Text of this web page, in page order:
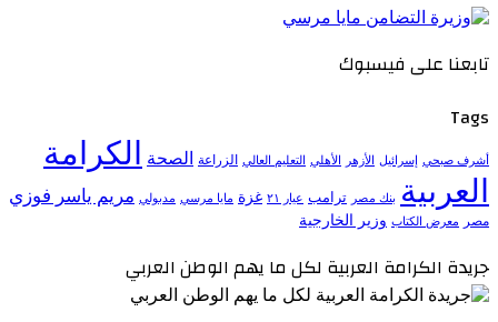
تابعنا على فيسبوك
Tags
أشرف صبحي إسرائيل الأزهر الأهلي التعليم العالي الزراعة الصحة
الكرامة
العربية
بنك مصر ترامب عيار ٢١ غزة مايا مرسي مدبولي مريم ياسر فوزي
مصر معرض الكتاب وزير الخارجية
جريدة الكرامة العربية لكل ما يهم الوطن العربي